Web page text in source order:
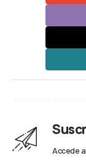
Accede